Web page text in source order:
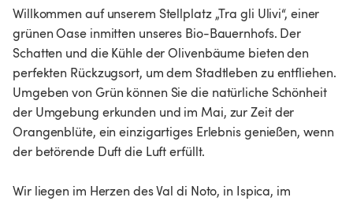
Willkommen auf unserem Stellplatz „Tra gli Ulivi“, einer
grünen Oase inmitten unseres Bio-Bauernhofs. Der
Schatten und die Kühle der Olivenbäume bieten den
perfekten Rückzugsort, um dem Stadtleben zu entfliehen.
Umgeben von Grün können Sie die natürliche Schönheit
der Umgebung erkunden und im Mai, zur Zeit der
Orangenblüte, ein einzigartiges Erlebnis genießen, wenn
der betörende Duft die Luft erfüllt.
Wir liegen im Herzen des Val di Noto, in Ispica, im